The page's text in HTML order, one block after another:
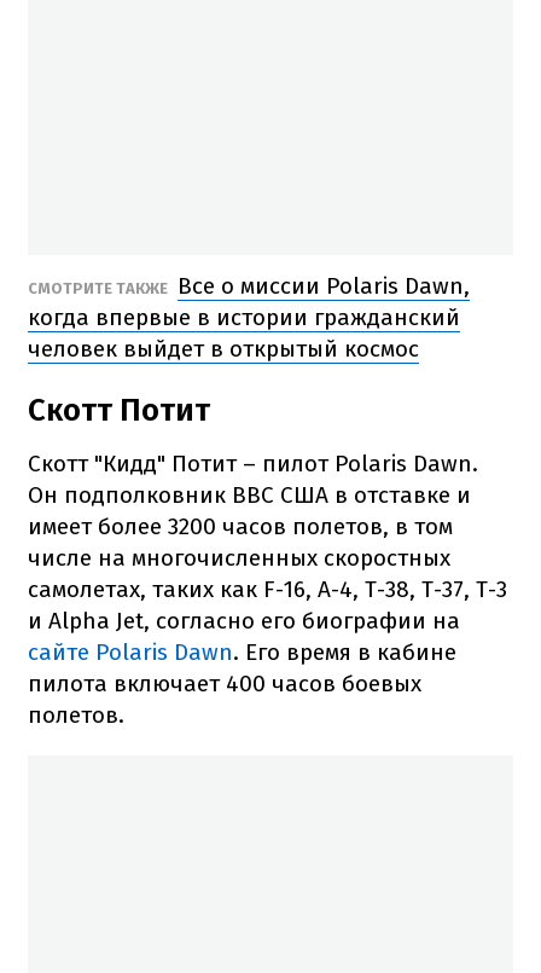
СМОТРИТЕ ТАКЖЕ
Все о миссии Polaris Dawn,
когда впервые в истории гражданский
человек выйдет в открытый космос
Скотт Потит
Скотт "Кидд" Потит – пилот Polaris Dawn.
Он подполковник ВВС США в отставке и
имеет более 3200 часов полетов, в том
числе на многочисленных скоростных
самолетах, таких как F-16, A-4, T-38, T-37, T-3
и Alpha Jet, согласно его биографии на
сайте Polaris Dawn. Его время в кабине
пилота включает 400 часов боевых
полетов.